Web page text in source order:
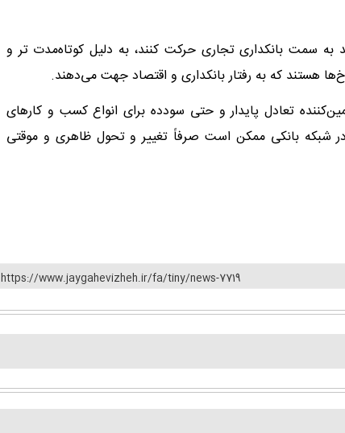
به سمت بانکداری تجاری حرکت کنند، به دلیل کوتاه‌مدت تر و
هستند که به رفتار بانکداری و اقتصاد جهت می‌دهند.
تعادل پایدار و حتی سودده برای انواع کسب و کارهای
شبکه بانکی ممکن است صرفاً تغییر و تحول ظاهری و موقتی
https://www.jaygahevizheh.ir/fa/tiny/news-7719